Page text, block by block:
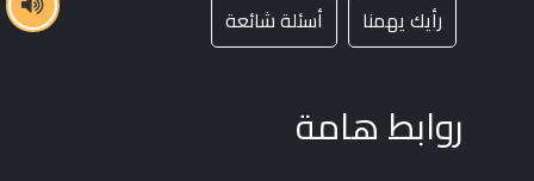
رأيك يهمنا
أسئلة شائعة
روابط هامة